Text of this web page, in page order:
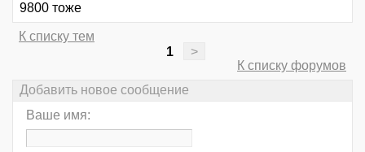
9800 тоже
К списку тем
1
>
К списку форумов
Добавить новое сообщение
Ваше имя: